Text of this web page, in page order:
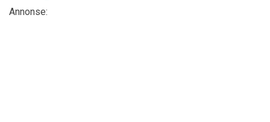
Annonse: